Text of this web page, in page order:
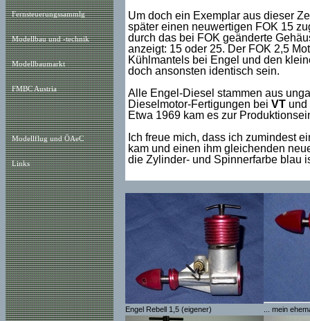
Fernsteuerungssammlg
Modellbau und -technik
Modellbaumarkt
FMBC Austria
Modellflug und ÖAeC
Links
Um doch ein Exemplar aus dieser
später einen neuwertigen FOK 15
durch das bei FOK geänderte
anzeigt: 15 oder 25. Der FOK 2,5
Kühlmantels bei Engel und den
doch ansonsten identisch sein.
Alle Engel-Diesel stammen aus
Dieselmotor-Fertigungen bei VT und
Etwa 1969 kam es zur
Ich freue mich, dass ich zumindest
kam und einen ihm gleichenden
die Zylinder- und Spinnerfarbe blau
Engel Rebell 1,5 (eigener) ... mein